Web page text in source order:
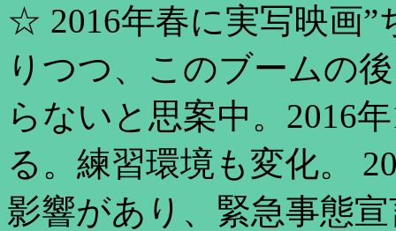
☆ 2016年春に実写映画”
りつつ、このブームの
らないと思案中。2016
る。練習環境も変化。
影響があり、緊急事態